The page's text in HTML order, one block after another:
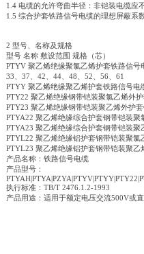
1.4 电缆的允许弯曲半径：非铠装电缆应
1.5 综合护套铁路信号电缆的理想屏蔽系
2 型号、名称及规格
型号 名称 敷设范围 规格（芯）
PTYV 聚乙烯绝缘聚氯乙烯护套铁路信
33、37、42、44、48、52、56、61
PTYY 聚乙烯绝缘聚乙烯护套铁路信号电
PTY22 聚乙烯绝缘钢带铠装聚氯乙烯外
PTY23 聚乙烯绝缘钢带铠装聚乙烯外护
PTYA22 聚乙烯绝缘综合护套钢带铠装
PTYA23 聚乙烯绝缘综合护套钢带铠装聚
PTYL22 聚乙烯绝缘铝护套钢带铠装聚氯
PTYL23 聚乙烯绝缘铝护套钢带铠装聚
产品名称：铁路信号电缆
产品型号：
执行标准：TB/T 2476.1.2-1993
产品用途：适用于额定电压交流500V或